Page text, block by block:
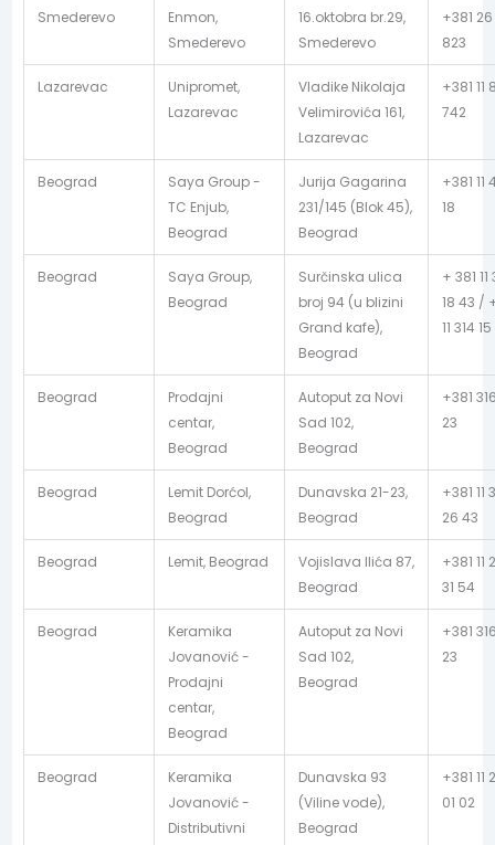
Smederevo
Enmon,
Smederevo
16.oktobra br.29,
Smederevo
+381
823
Lazarevac
Unipromet,
Lazarevac
Vladike Nikolaja
Velimirovića 161,
Lazarevac
+381 11
742
Beograd
Saya Group -
TC Enjub,
Beograd
Jurija Gagarina
231/145 (Blok 45),
Beograd
+381 11
18
Beograd
Saya Group,
Beograd
Surčinska ulica
broj 94 (u blizini
Grand kafe),
Beograd
+ 381 11
18 43 /
11 314
Beograd
Prodajni
centar,
Beograd
Autoput za Novi
Sad 102,
Beograd
+381
23
Beograd
Lemit Dorćol,
Beograd
Dunavska 21-23,
Beograd
+381 11
26 43
Beograd Lemit, Beograd
Vojislava Ilića 87,
Beograd
+381 11
31 54
Beograd
Keramika
Jovanović -
Prodajni
centar,
Beograd
Autoput za Novi
Sad 102,
Beograd
+381
23
Beograd
Keramika
Jovanović -
Distributivni
Dunavska 93
(Viline vode),
Beograd
+381 11
01 02